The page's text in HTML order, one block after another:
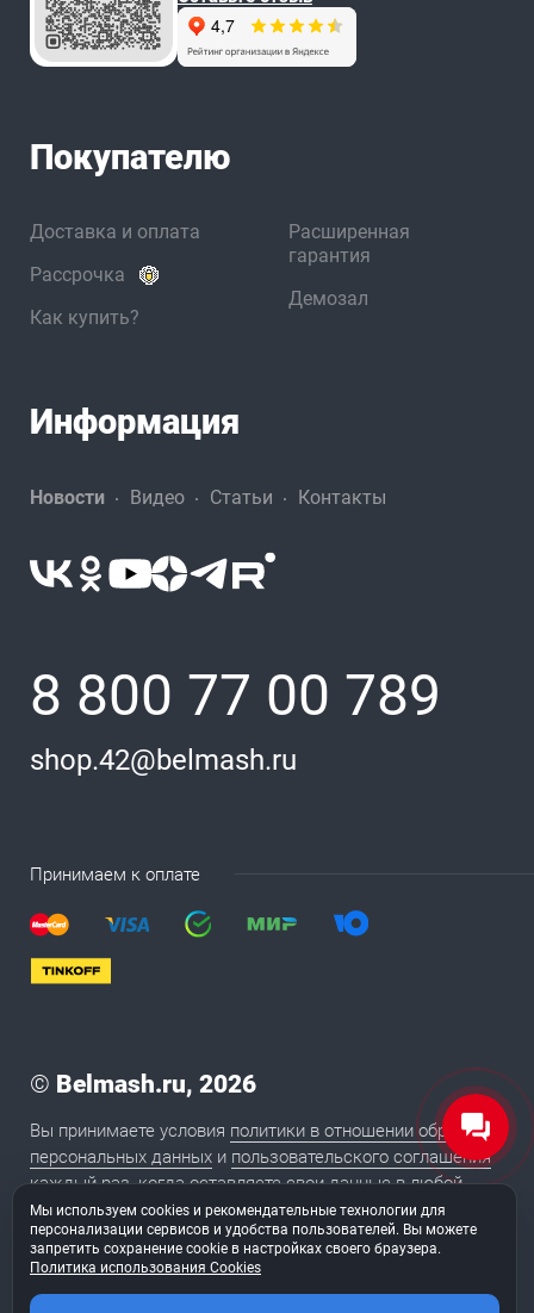
Покупателю
Доставка и оплата
Рассрочка
Как купить?
Расширенная
гарантия
Демозал
Информация
Новости Видео Статьи Контакты
8 800 77 00 789
shop.42@belmash.ru
Принимаем к оплате
© Belmash.ru, 2026
Вы принимаете условия политики в отношении обработки
персональных данных и пользовательского соглашения
каждый раз, когда оставляете свои данные в любой
форме обратной связи на сайте BELMASH.RU
Мы используем cookies и рекомендательные технологии для
персонализации сервисов и удобства пользователей. Вы можете
запретить сохранение cookie в настройках своего браузера.
Политика использования Cookies